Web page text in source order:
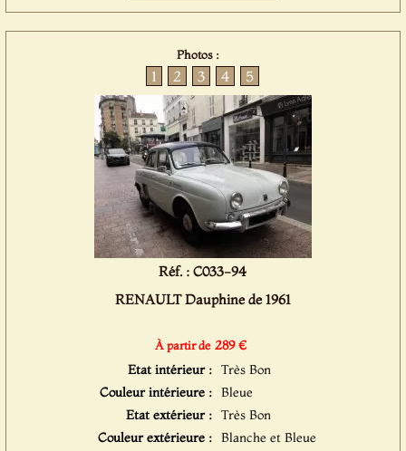
Photos :
1 2 3 4 5
Réf. : C033-94
RENAULT Dauphine de 1961
À partir de 289 €
Etat intérieur : Très Bon
Couleur intérieure : Bleue
Etat extérieur : Très Bon
Couleur extérieure : Blanche et Bleue